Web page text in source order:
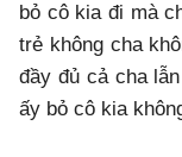
bỏ cô kia đi mà
trẻ không cha
đầy đủ cả cha
ấy bỏ cô kia